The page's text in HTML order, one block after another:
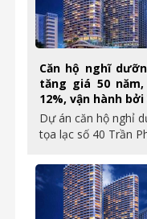
Căn hộ nghĩ
tăng giá 50
12%, vận hành
Dự án căn hộ nghỉ
tọa lạc số 40 Trần